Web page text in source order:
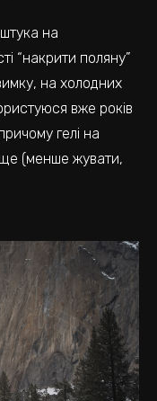
на
“накрити поляну”
на холодних
вже років
гелі на
(менше жувати,